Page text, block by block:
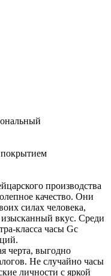
производства
качество. Они
силах человека,
изысканный вкус. Среди
класса часы Gc
черта, выгодно
Не случайно часы
личности с яркой